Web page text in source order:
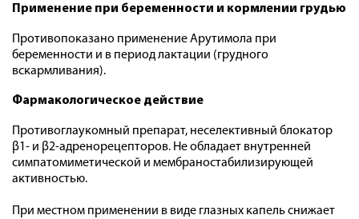
Применение при беременности и кормлении грудью
Противопоказано применение Арутимола при
беременности и в период лактации (грудного
вскармливания).
Фармакологическое действие
Противоглаукомный препарат, неселективный блокатор
β1- и β2-адренорецепторов. Не обладает внутренней
симпатомиметической и мембраностабилизирующей
активностью.
При местном применении в виде глазных капель снижает